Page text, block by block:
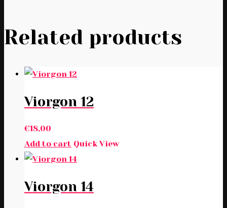
Related products
Viorgon 12
€18,00
Add to cart Quick View
Viorgon 14